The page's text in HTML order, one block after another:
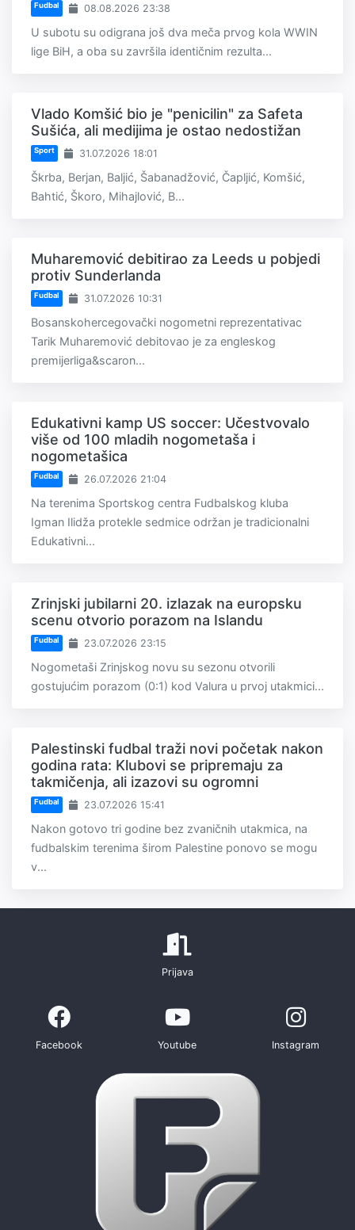
Fudbal 08.08.2026 23:38
U subotu su odigrana još dva meča prvog kola WWIN
lige BiH, a oba su završila identičnim rezulta...
Vlado Komšić bio je "penicilin" za Safeta
Sušića, ali medijima je ostao nedostižan
Sport 31.07.2026 18:01
Škrba, Berjan, Baljić, Šabanadžović, Čapljić, Komšić,
Bahtić, Škoro, Mihajlović, B...
Muharemović debitirao za Leeds u pobjedi
protiv Sunderlanda
Fudbal 31.07.2026 10:31
Bosanskohercegovački nogometni reprezentativac
Tarik Muharemović debitovao je za engleskog
premijerliga&scaron...
Edukativni kamp US soccer: Učestvovalo
više od 100 mladih nogometaša i
nogometašica
Fudbal 26.07.2026 21:04
Na terenima Sportskog centra Fudbalskog kluba
Igman Ilidža protekle sedmice održan je tradicionalni
Edukativni...
Zrinjski jubilarni 20. izlazak na europsku
scenu otvorio porazom na Islandu
Fudbal 23.07.2026 23:15
Nogometaši Zrinjskog novu su sezonu otvorili
gostujućim porazom (0:1) kod Valura u prvoj utakmici...
Palestinski fudbal traži novi početak nakon
godina rata: Klubovi se pripremaju za
takmičenja, ali izazovi su ogromni
Fudbal 23.07.2026 15:41
Nakon gotovo tri godine bez zvaničnih utakmica, na
fudbalskim terenima širom Palestine ponovo se mogu
v...
Prijava
Facebook Youtube Instagram